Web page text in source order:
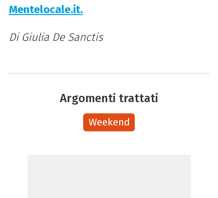
Mentelocale.it.
Di Giulia De Sanctis
Argomenti trattati
Weekend